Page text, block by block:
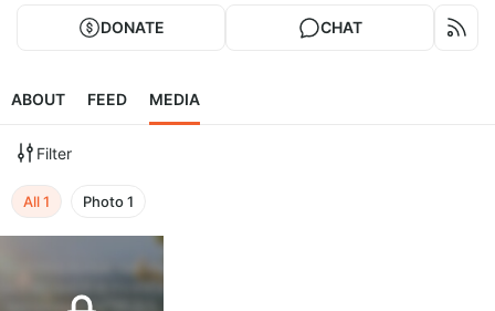
DONATE CHAT
ABOUT FEED MEDIA
Filter
All1 Photo1